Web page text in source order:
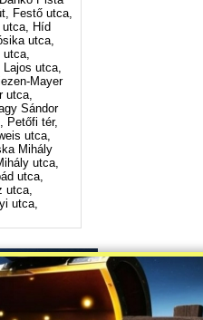
Festő utca,
utca, Híd
utca,
utca,
utca,
Mayer
utca,
Sándor
Petőfi tér,
utca,
Mihály
utca,
utca,
utca,
utca,